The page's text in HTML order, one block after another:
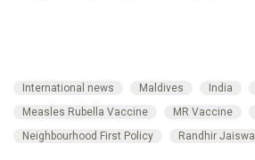
International news Maldives India
Measles Rubella Vaccine
MR Vaccine
Neighbourhood First Policy
Randhir Jaiswal